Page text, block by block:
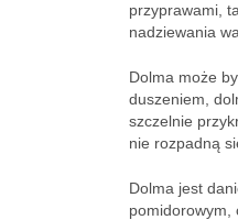
przyprawami,
nadziewania
Dolma może
duszeniem,
szczelnie
nie rozpadną
Dolma jest
pomidorowym,